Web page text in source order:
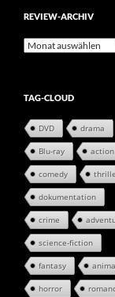
REVIEW-ARCHIV
Review-
TAG-CLOUD
DVD drama
Blu-ray action
comedy
dokumentation
crime
science-fiction
fantasy
horror